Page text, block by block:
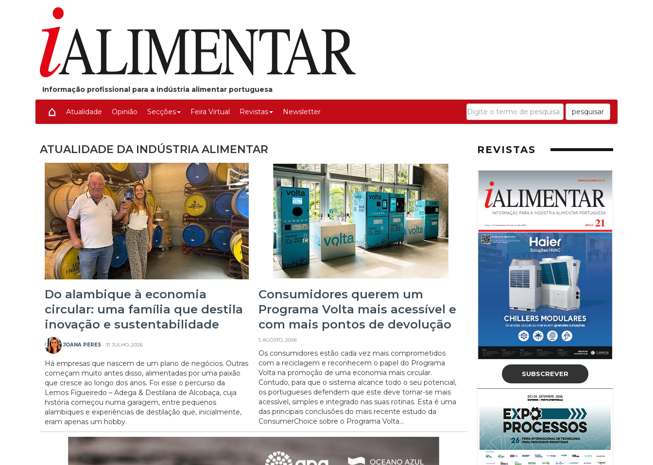
Informação profissional para a indústria alimentar portuguesa
Atualidade Opinião Secções Feira Virtual Revistas Newsletter pesquisar
ATUALIDADE DA INDÚSTRIA ALIMENTAR
Do alambique à economia
circular: uma família que destila
inovação e sustentabilidade
JOANA PERES - 31 JULHO, 2026
Há empresas que nascem de um plano de negócios. Outras
começam muito antes disso, alimentadas por uma paixão
que cresce ao longo dos anos. Foi esse o percurso da
Lemos Figueiredo – Adega & Destilaria de Alcobaça, cuja
história começou numa garagem, entre pequenos
alambiques e experiências de destilação que, inicialmente,
eram apenas um hobby.
Consumidores querem um
Programa Volta mais acessível e
com mais pontos de devolução
5 AGOSTO, 2026
Os consumidores estão cada vez mais comprometidos
com a reciclagem e reconhecem o papel do Programa
Volta na promoção de uma economia mais circular.
Contudo, para que o sistema alcance todo o seu potencial,
os portugueses defendem que este deve tornar-se mais
acessível, simples e integrado nas suas rotinas. Esta é uma
das principais conclusões do mais recente estudo da
ConsumerChoice sobre o Programa Volta...
REVISTAS
SUBSCREVER